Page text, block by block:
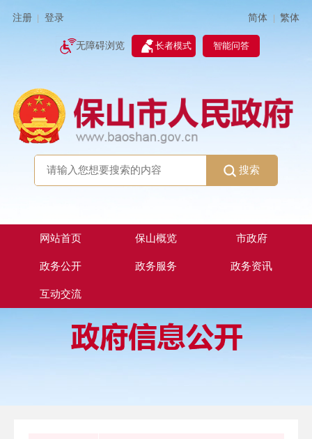
注册 登录 简体 | 繁体
无障碍浏览 长者模式 智能问答
搜索
网站首页 保山概览 市政府
政务公开 政务服务 政务资讯
互动交流